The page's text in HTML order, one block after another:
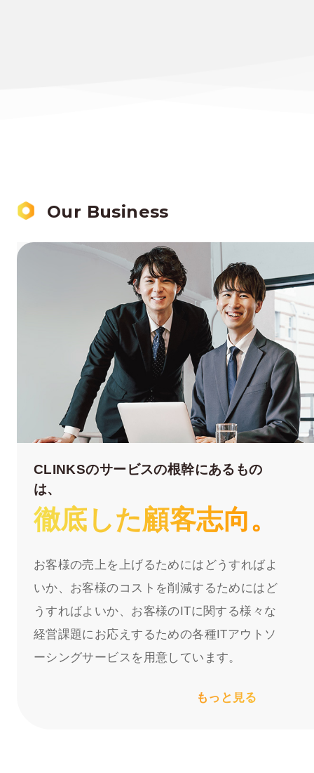
Our Business
CLINKSのサービスの根幹にあるもの
は、
徹底した顧客志向。
お客様の売上を上げるためにはどうすればよ
いか、 お客様のコストを削減するためにはど
うすればよいか、 お客様のITに関する様々な
経営課題にお応えするための各種ITアウトソ
ーシングサービスを用意しています。
もっと見る